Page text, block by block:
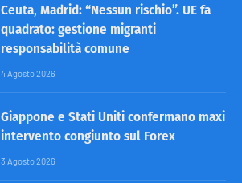
Ceuta, Madrid: “Nessun rischio”. UE fa
quadrato: gestione migranti
responsabilità comune
4 Agosto 2026
Giappone e Stati Uniti confermano maxi
intervento congiunto sul Forex
3 Agosto 2026